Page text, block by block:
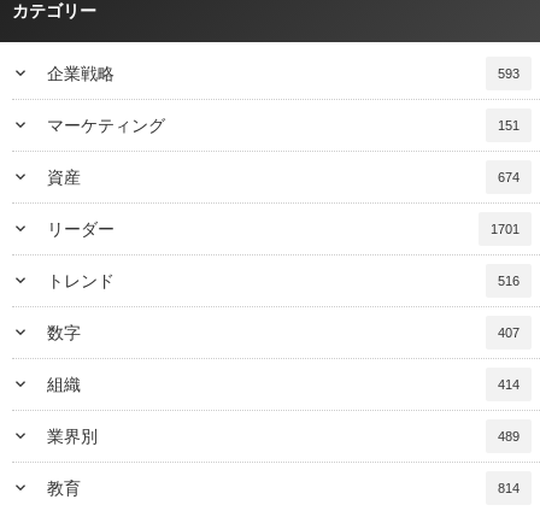
カテゴリー
keyboard_arrow_down 企業戦略 593
keyboard_arrow_down マーケティング 151
keyboard_arrow_down 資産 674
keyboard_arrow_down リーダー 1701
keyboard_arrow_down トレンド 516
keyboard_arrow_down 数字 407
keyboard_arrow_down 組織 414
keyboard_arrow_down 業界別 489
keyboard_arrow_down 教育 814